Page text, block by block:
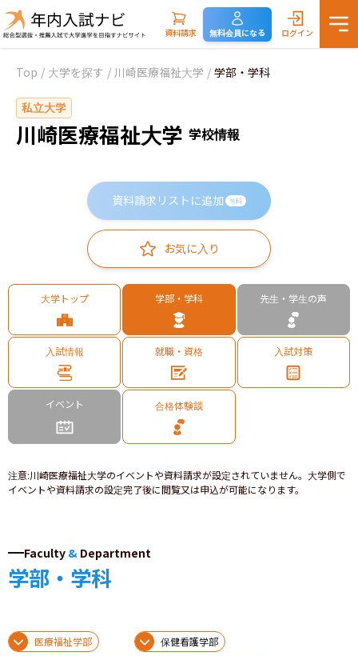
資料請求 無料会員になる ログイン
Top / 大学を探す / 川崎医療福祉大学 / 学部・学科
私立大学
川崎医療福祉大学 学校情報
資料請求リストに追加 無料
お気に入り
大学トップ 学部・学科 先生・学生の声
入試情報 就職・資格 入試対策
イベント 合格体験談
注意:川崎医療福祉大学のイベントや資料請求が設定されていません。大学側で
イベントや資料請求の設定完了後に閲覧又は申込が可能になります。
Faculty & Department
学部・学科
医療福祉学部 保健看護学部